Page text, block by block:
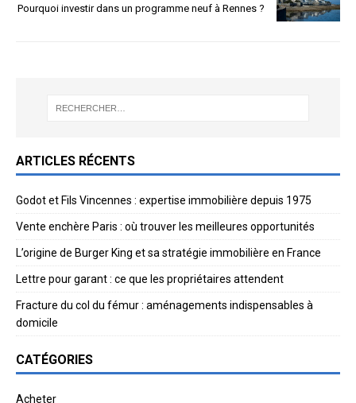
Pourquoi investir dans un programme neuf à Rennes ?
ARTICLES RÉCENTS
Godot et Fils Vincennes : expertise immobilière depuis 1975
Vente enchère Paris : où trouver les meilleures opportunités
L’origine de Burger King et sa stratégie immobilière en France
Lettre pour garant : ce que les propriétaires attendent
Fracture du col du fémur : aménagements indispensables à
domicile
CATÉGORIES
Acheter